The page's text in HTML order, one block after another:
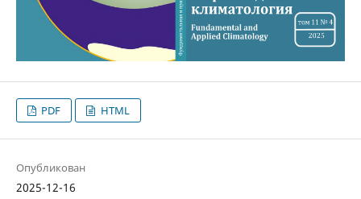
PDF HTML
Опубликован
2025-12-16